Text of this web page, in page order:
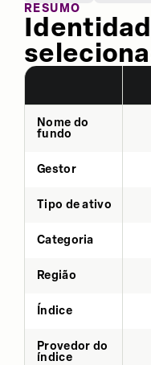
RESUMO
Nome do
fundo
Gestor
Tipo de ativo
Categoria
Região
Índice
Provedor do
índice